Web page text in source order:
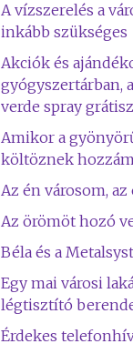
A vízszerelés a
inkább szükséges
Akciók és
gyógyszertárban,
verde spray
Amikor a
költöznek
Az én városom,
Az örömöt hozó
Béla és a
Egy mai városi
légtisztító
Érdekes